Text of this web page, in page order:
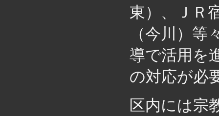
東）、ＪＲ
（今川）
導で活用を
の対応が必
区内には宗